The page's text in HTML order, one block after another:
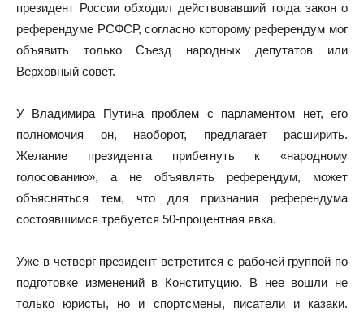
президент России обходил действовавший тогда закон о
референдуме РСФСР, согласно которому референдум мог
объявить только Съезд народных депутатов или
Верховный совет.
У Владимира Путина проблем с парламентом нет, его
полномочия он, наоборот, предлагает расширить.
Желание президента прибегнуть к «народному
голосованию», а не объявлять референдум, может
объясняться тем, что для признания референдума
состоявшимся требуется 50-процентная явка.
Уже в четверг президент встретится с рабочей группой по
подготовке изменений в Конституцию. В нее вошли не
только юристы, но и спортсмены, писатели и казаки.